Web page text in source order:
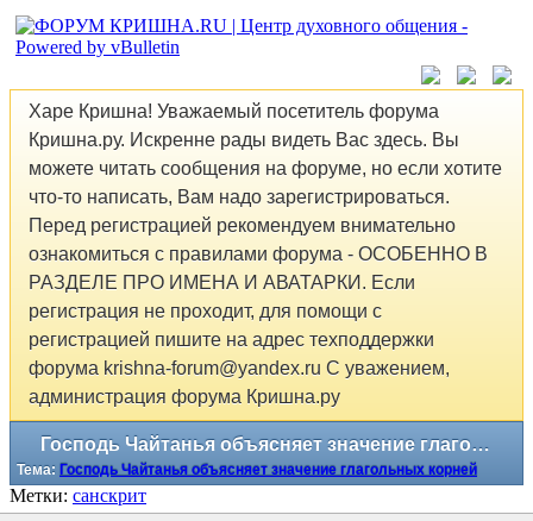
Харе Кришна! Уважаемый посетитель форума
Кришна.ру. Искренне рады видеть Вас здесь. Вы
можете читать сообщения на форуме, но если хотите
что-то написать, Вам надо зарегистрироваться.
Перед регистрацией рекомендуем внимательно
ознакомиться с правилами форума - ОСОБЕННО В
РАЗДЕЛЕ ПРО ИМЕНА И АВАТАРКИ. Если
регистрация не проходит, для помощи с
регистрацией пишите на адрес техподдержки
форума krishna-forum@yandex.ru С уважением,
администрация форума Кришна.ру
Господь Чайтанья объясняет значение глагольных корней
Тема: Господь Чайтанья объясняет значение глагольных корней
Метки: санскрит